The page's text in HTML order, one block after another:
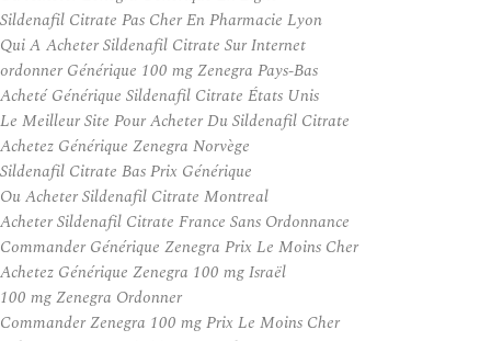
Sildenafil Citrate Pas Cher En Pharmacie Lyon
Qui A Acheter Sildenafil Citrate Sur Internet
ordonner Générique 100 mg Zenegra Pays-Bas
Acheté Générique Sildenafil Citrate États Unis
Le Meilleur Site Pour Acheter Du Sildenafil Citrate
Achetez Générique Zenegra Norvège
Sildenafil Citrate Bas Prix Générique
Ou Acheter Sildenafil Citrate Montreal
Acheter Sildenafil Citrate France Sans Ordonnance
Commander Générique Zenegra Prix Le Moins Cher
Achetez Générique Zenegra 100 mg Israël
100 mg Zenegra Ordonner
Commander Zenegra 100 mg Prix Le Moins Cher